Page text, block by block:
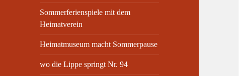
Sommerferienspiele mit dem
Heimatverein
Heimatmuseum macht Sommerpause
wo die Lippe springt Nr. 94